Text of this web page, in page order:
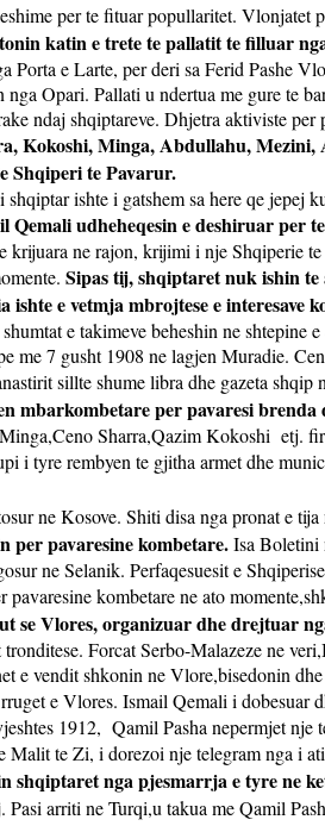
per te fituar popullaritet.
katin e trete te pallatit te filluar
e Larte, per deri sa Ferid Pashe
nga Opari. Pallati u ndertua me gure
ndaj shqiptareve. Dhjetra aktiviste
Kokoshi, Minga, Abdullahu,
Shqiperi te Pavarur.
ishte i gatshem sa here qe
udheheqesin e deshiruar per
krijuara ne rajon, krijimi i nje Shqiperie
Sipas tij, shqiptaret nuk ishin
e vetmja mbrojtese e interesave
e takimeve beheshin ne shtepine
7 gusht 1908 ne lagjen Muradie.
sillte shume libra dhe gazeta shqip
mbarkombetare per pavaresi brenda
Sharra,Qazim Kokoshi etj.
i tyre rembyen te gjitha armet dhe
ne Kosove. Shiti disa nga pronat e
per pavaresine kombetare.Isa Boletini
ne Selanik. Perfaqesuesit e
kombetare ne ato
Vlores, organizuar dhe drejtuar
Forcat Serbo-Malazeze ne
e vendit shkonin ne Vlore,bisedonin
e Vlores. Ismail Qemali i dobesuar
1912, Qamil Pasha nepermjet nje
te Zi, i dorezoi nje telegram nga i
nga pjesmarrja e tyre ne
. Pasi arriti ne Turqi,u takua me Qamil